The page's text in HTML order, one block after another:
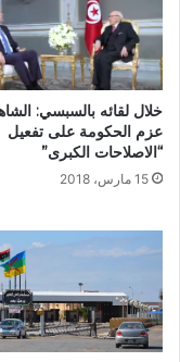
خلال لقائه بالسبسي:
عزم الحكومة على تفعيل
“الاصلاحات الكبرى”
15 مارس، 2018